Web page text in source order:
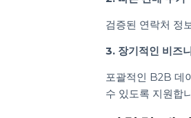
B2B 치과
B2B 보험
신뢰할